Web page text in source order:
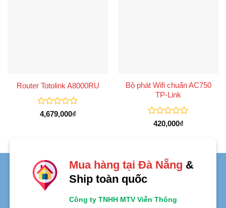
Router Totolink A8000RU
Được
4,679,000₫
Bộ phát Wifi chuẩn AC750
TP-Link
Được
sao
420,000₫
Mua hàng tại Đà Nẵng &
Ship toàn quốc
Công ty TNHH MTV Viễn Thông